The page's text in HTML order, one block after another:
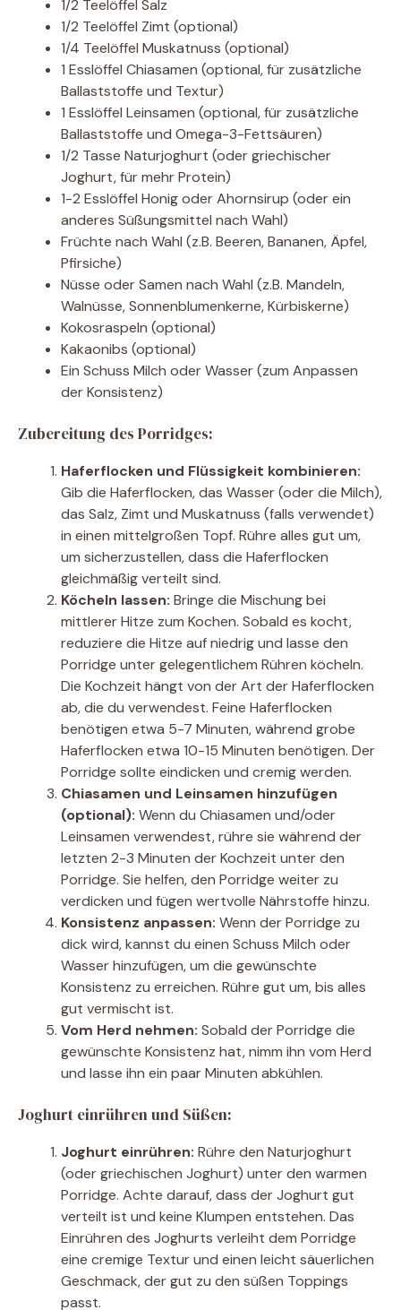
1/2 Teelöffel Salz
1/2 Teelöffel Zimt (optional)
1/4 Teelöffel Muskatnuss (optional)
1 Esslöffel Chiasamen (optional, für zusätzliche
Ballaststoffe und Textur)
1 Esslöffel Leinsamen (optional, für zusätzliche
Ballaststoffe und Omega-3-Fettsäuren)
1/2 Tasse Naturjoghurt (oder griechischer
Joghurt, für mehr Protein)
1-2 Esslöffel Honig oder Ahornsirup (oder ein
anderes Süßungsmittel nach Wahl)
Früchte nach Wahl (z.B. Beeren, Bananen, Äpfel,
Pfirsiche)
Nüsse oder Samen nach Wahl (z.B. Mandeln,
Walnüsse, Sonnenblumenkerne, Kürbiskerne)
Kokosraspeln (optional)
Kakaonibs (optional)
Ein Schuss Milch oder Wasser (zum Anpassen
der Konsistenz)
Zubereitung des Porridges:
Haferflocken und Flüssigkeit kombinieren:
Gib die Haferflocken, das Wasser (oder die Milch),
das Salz, Zimt und Muskatnuss (falls verwendet)
in einen mittelgroßen Topf. Rühre alles gut um,
um sicherzustellen, dass die Haferflocken
gleichmäßig verteilt sind.
Köcheln lassen: Bringe die Mischung bei
mittlerer Hitze zum Kochen. Sobald es kocht,
reduziere die Hitze auf niedrig und lasse den
Porridge unter gelegentlichem Rühren köcheln.
Die Kochzeit hängt von der Art der Haferflocken
ab, die du verwendest. Feine Haferflocken
benötigen etwa 5-7 Minuten, während grobe
Haferflocken etwa 10-15 Minuten benötigen. Der
Porridge sollte eindicken und cremig werden.
Chiasamen und Leinsamen hinzufügen
(optional): Wenn du Chiasamen und/oder
Leinsamen verwendest, rühre sie während der
letzten 2-3 Minuten der Kochzeit unter den
Porridge. Sie helfen, den Porridge weiter zu
verdicken und fügen wertvolle Nährstoffe hinzu.
Konsistenz anpassen: Wenn der Porridge zu
dick wird, kannst du einen Schuss Milch oder
Wasser hinzufügen, um die gewünschte
Konsistenz zu erreichen. Rühre gut um, bis alles
gut vermischt ist.
Vom Herd nehmen: Sobald der Porridge die
gewünschte Konsistenz hat, nimm ihn vom Herd
und lasse ihn ein paar Minuten abkühlen.
Joghurt einrühren und Süßen:
Joghurt einrühren: Rühre den Naturjoghurt
(oder griechischen Joghurt) unter den warmen
Porridge. Achte darauf, dass der Joghurt gut
verteilt ist und keine Klumpen entstehen. Das
Einrühren des Joghurts verleiht dem Porridge
eine cremige Textur und einen leicht säuerlichen
Geschmack, der gut zu den süßen Toppings
passt.